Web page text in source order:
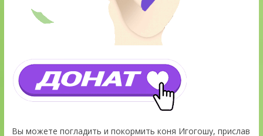
Вы можете погладить и покормить коня Игогошу, прислав